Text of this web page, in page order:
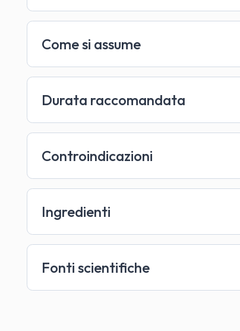
Come si assume
Durata raccomandata
Controindicazioni
Ingredienti
Fonti scientifiche